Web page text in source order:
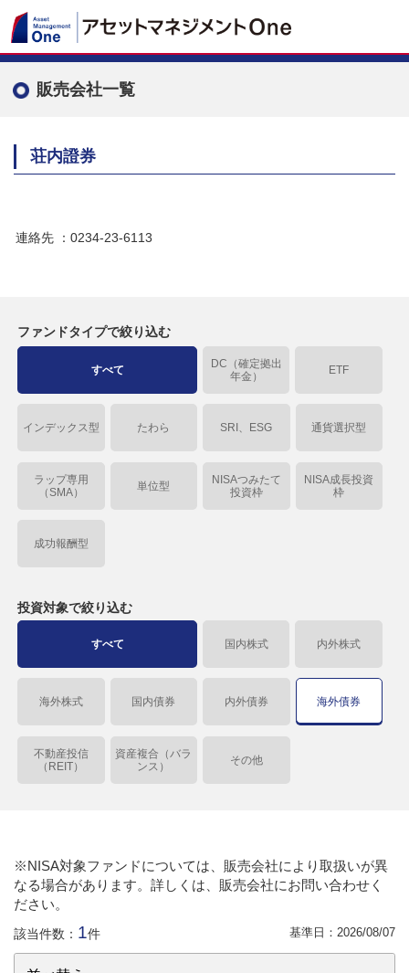
販売会社一覧
荘内證券
連絡先 ：0234-23-6113
ファンドタイプで絞り込む
すべて
DC（確定拠出
年金）
ETF
インデックス型 たわら SRI、ESG 通貨選択型
ラップ専用
（SMA）
単位型
NISAつみたて
投資枠
NISA成長投資
枠
成功報酬型
投資対象で絞り込む
すべて 国内株式 内外株式
海外株式 国内債券 内外債券 海外債券
不動産投信
（REIT）
資産複合（バラ
ンス）
その他
※NISA対象ファンドについては、販売会社により取扱いが異
なる場合があります。詳しくは、販売会社にお問い合わせく
ださい。
該当件数： 1件 基準日： 2026/08/07